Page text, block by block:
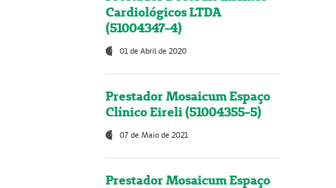
Cardiológicos LTDA
(51004347-4)
01 de Abril de 2020
Prestador Mosaicum Espaço
Clínico Eireli (51004355-5)
07 de Maio de 2021
Prestador Mosaicum Espaço